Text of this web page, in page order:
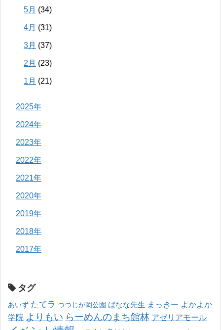
5月 (34)
4月 (31)
3月 (37)
2月 (23)
1月 (21)
2025年
2024年
2023年
2022年
2021年
2020年
2019年
2018年
2017年
タグ
あいず たてラ つつじが岡公園 ばなな先生 まっきー よかよか
学院 よりもい らーめんのまち館林 アゼリアモール